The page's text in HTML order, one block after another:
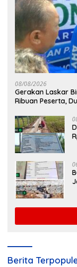
08/08/2026
Gerakan Laskar
Ribuan Peserta,
Berita